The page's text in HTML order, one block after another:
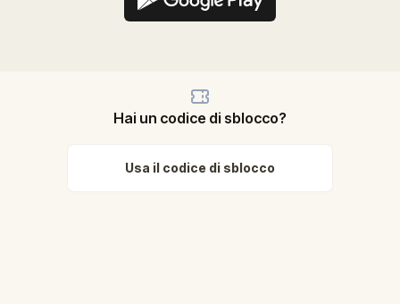
Hai un codice di sblocco?
Usa il codice di sblocco